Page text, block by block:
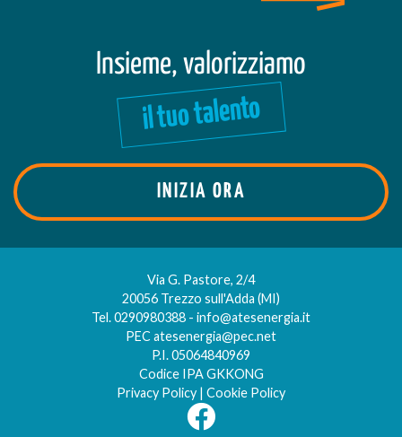
Insieme, valorizziamo
il tuo talento
INIZIA ORA
Via G. Pastore, 2/4
20056 Trezzo sull'Adda (MI)
Tel.0290980388 - info@atesenergia.it
PEC atesenergia@pec.net
P.I. 05064840969
Codice IPA GKKONG
Privacy Policy | Cookie Policy